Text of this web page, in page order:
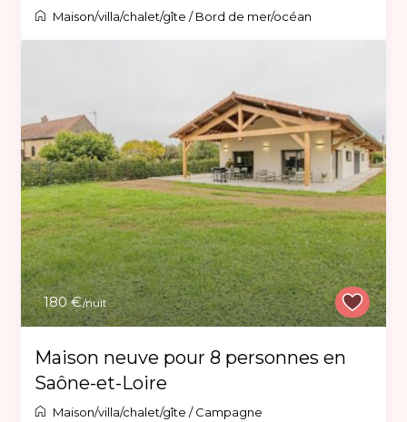
Maison/villa/chalet/gîte /Bord de mer/océan
180 €/nuit
Maison neuve pour 8 personnes en
Saône-et-Loire
Maison/villa/chalet/gîte /Campagne